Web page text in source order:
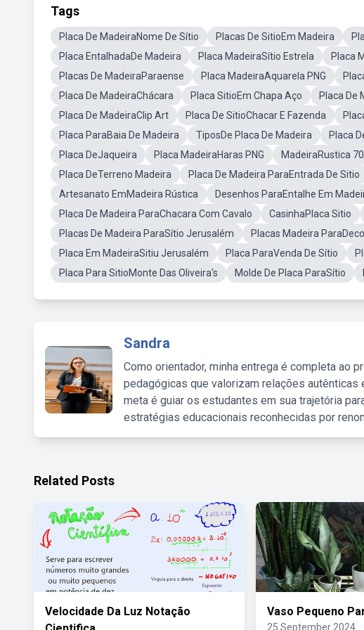
Tags
Placa De MadeiraNome De Sítio Placas De SitioEm Madeira
Placa EntalhadaDe Madeira
Placa MadeiraSítio Estrela Placa
Placas De MadeiraParaense
Placa MadeiraAquarela PNG
Placa De MadeiraChácara
Placa SitioEm Chapa Aço Placa De
Placa De MadeiraClip Art
Placa De SitioChacar E Fazenda
Placa ParaBaia De Madeira
TiposDe Placa De Madeira Placa
Placa DeJaqueira
Placa MadeiraHaras PNG MadeiraRustica
Placa DeTerreno Madeira
Placa De Madeira ParaEntrada De Sitio
Artesanato EmMadeira Rústica
Desenhos ParaEntalhe Em
Placa De Madeira ParaChacara Com Cavalo
CasinhaPlaca Sitio
Placas De Madeira ParaSítio Jerusalém
Placas Madeira
Placa Em MadeiraSitiu Jerusalém
Placa ParaVenda De Sítio
Placa Para SitioMonte Das Oliveira's
Molde De Placa ParaSítio
Sandra
Como orientador, minha entrega é completa ao
pedagógicas que valorizam relações
meta é guiar os estudantes em sua trajetória
estratégias educacionais reconhecidas por
Related Posts
Velocidade Da Luz Notação
Vaso Pequeno
25 September 2024